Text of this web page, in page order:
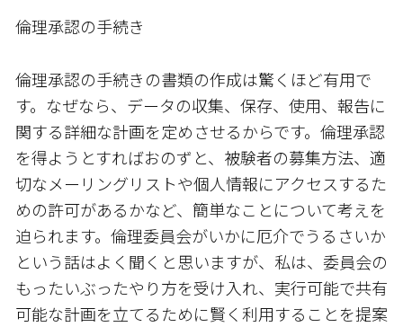
倫理承認の手続き
倫理承認の手続きの書類の作成は驚くほど有用で
す。なぜなら、データの収集、保存、使用、報告に
関する詳細な計画を定めさせるからです。倫理承認
を得ようとすればおのずと、被験者の募集方法、適
切なメーリングリストや個人情報にアクセスするた
めの許可があるかなど、簡単なことについて考えを
迫られます。倫理委員会がいかに厄介でうるさいか
という話はよく聞くと思いますが、私は、委員会の
もったいぶったやり方を受け入れ、実行可能で共有
可能な計画を立てるために賢く利用することを提案